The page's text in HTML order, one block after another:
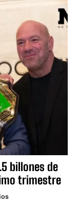
billones de
trimestre